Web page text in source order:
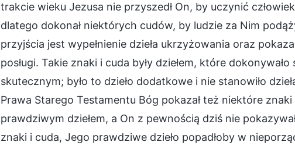
trakcie wieku Jezusa nie przyszedł On, by uczynić
dlatego dokonał niektórych cudów, by ludzie za Nim
przyjścia jest wypełnienie dzieła ukrzyżowania oraz
posługi. Takie znaki i cuda były dziełem, które
skutecznym; było to dzieło dodatkowe i nie stanowiło
Prawa Starego Testamentu Bóg pokazał też niektóre znaki
prawdziwym dziełem, a On z pewnością dziś nie
znaki i cuda, Jego prawdziwe dzieło popadłoby w